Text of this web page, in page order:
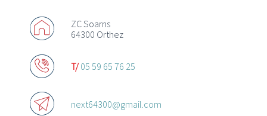
Actualités
Promotions
Offres d’emploi
ZC Soarns
64300 Orthez
T/05 59 65 76 25
next64300@gmail.com